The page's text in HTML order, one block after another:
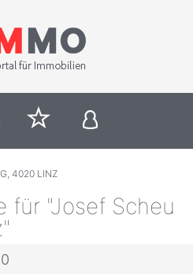
4020 LINZ
für "Josef Scheu